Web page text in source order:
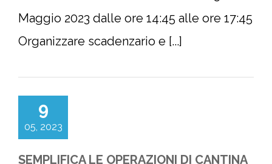
Maggio 2023 dalle ore 14:45 alle ore 17:45
Organizzare scadenzario e [...]
9
05, 2023
SEMPLIFICA LE OPERAZIONI DI CANTINA